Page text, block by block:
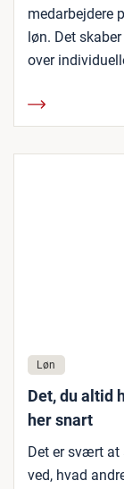
medarbejdere
løn. Det
over
Løn
Det, du altid
her snart
Det er svært at
ved, hvad